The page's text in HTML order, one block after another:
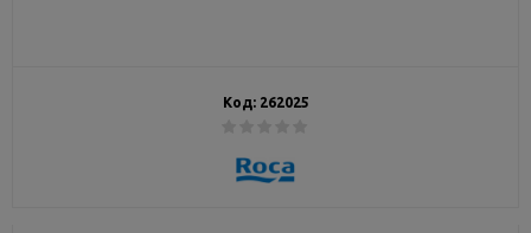
Код: 262025